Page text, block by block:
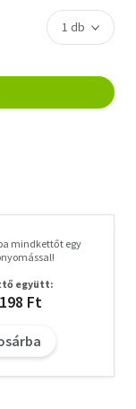
mindkettőt egy
együtt:
Ft